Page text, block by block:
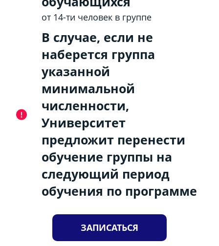
от 14-ти человек в группе
В случае, если не
наберется группа
указанной
минимальной
численности,
Университет
предложит перенести
обучение группы на
следующий период
обучения по программе
ЗАПИСАТЬСЯ